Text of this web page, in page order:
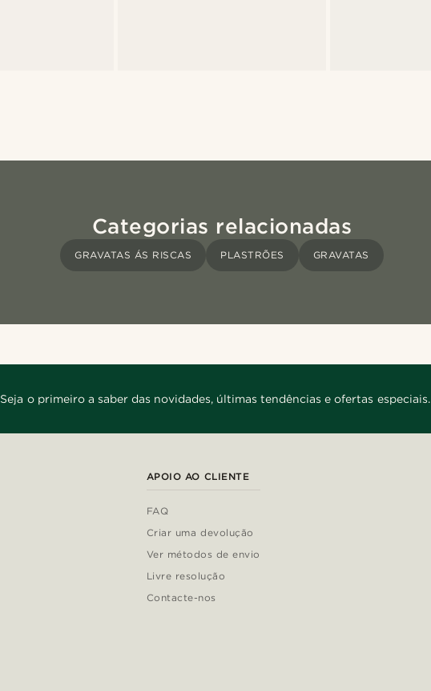
Categorias relacionadas
GRAVATAS ÁS RISCAS PLASTRÕES GRAVATAS
Seja o primeiro a saber das novidades, últimas tendências e ofertas especiais.
APOIO AO CLIENTE
FAQ
Criar uma devolução
Ver métodos de envio
Livre resolução
Contacte-nos